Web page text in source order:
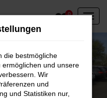
0
die bestmögliche
und unsere
Wir
und
und Statistiken nur,